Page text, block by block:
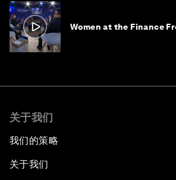
Women at the Finance
关于我们
我们的策略
关于我们